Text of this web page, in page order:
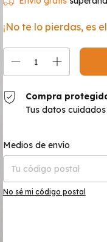
¡No te lo pierdas, es
Compra
Tus datos
Entregas para el CP:
Medios de envío
No sé mi código postal